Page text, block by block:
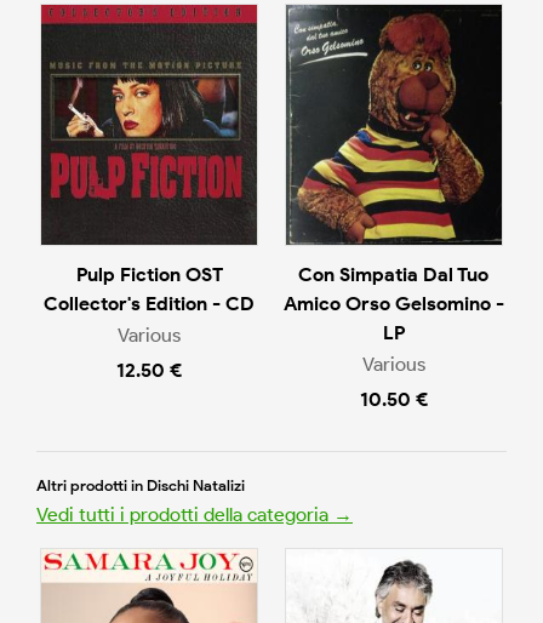
Pulp Fiction OST
Collector's Edition - CD
Various
12.50 €
Con Simpatia Dal Tuo
Amico Orso Gelsomino -
LP
Various
10.50 €
Altri prodotti in Dischi Natalizi
Vedi tutti i prodotti della categoria →